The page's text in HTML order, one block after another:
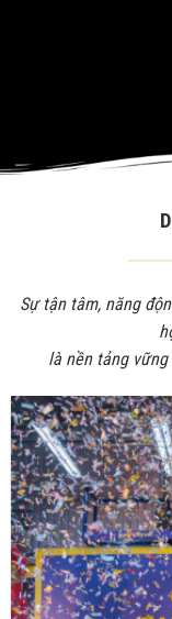
Sự tận tâm, năng
là nền tảng